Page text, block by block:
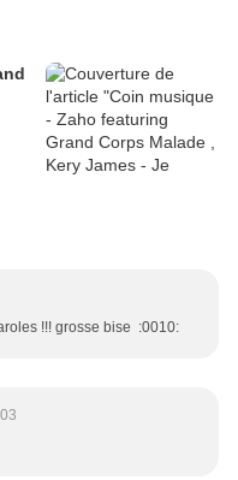
!!! grosse bise :0010: